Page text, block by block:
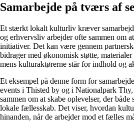
Samarbejde på tværs af
Et stærkt lokalt kulturliv kræver
og erhvervsliv arbejder ofte sammen om
initiativer. Det kan være gennem
bidrager med økonomisk støtte,
mens kulturaktørerne står for indhold og
Et eksempel på denne form for
events i Thisted by og i Nationalpark
sammen om at skabe oplevelser, der
lokale fællesskab. Det viser, hvordan
hinanden, når de arbejder mod et fælles